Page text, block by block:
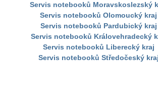
Servis notebooků Moravskoslezský
Servis notebooků Olomoucký kraj
Servis notebooků Pardubický kraj
Servis notebooků Královehradecký
Servis notebooků Liberecký kraj
Servis notebooků Středočeský